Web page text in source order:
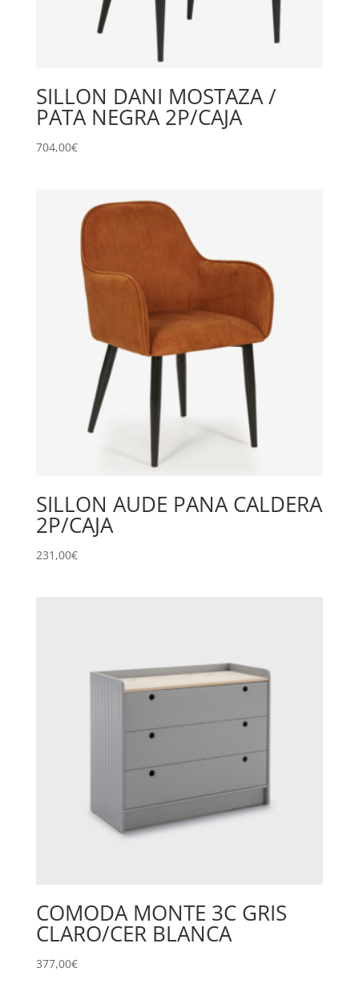
SILLON DANI MOSTAZA /
PATA NEGRA 2P/CAJA
704,00€
SILLON AUDE PANA CALDERA
2P/CAJA
231,00€
COMODA MONTE 3C GRIS
CLARO/CER BLANCA
377,00€